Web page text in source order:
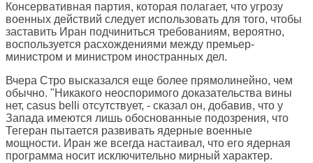
Консервативная партия, которая полагает, что угрозу
военных действий следует использовать для того, чтобы
заставить Иран подчиниться требованиям, вероятно,
воспользуется расхождениями между премьер-
министром и министром иностранных дел.
Вчера Стро высказался еще более прямолинейно, чем
обычно. "Никакого неоспоримого доказательства вины
нет, casus belli отсутствует, - сказал он, добавив, что у
Запада имеются лишь обоснованные подозрения, что
Тегеран пытается развивать ядерные военные
мощности. Иран же всегда настаивал, что его ядерная
программа носит исключительно мирный характер.